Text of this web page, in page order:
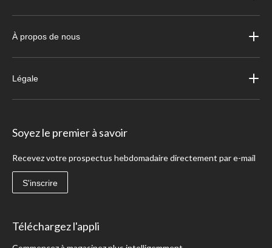
À propos de nous
Légale
Soyez le premier à savoir
Recevez votre prospectus hebdomadaire directement par e-mail
S'inscrire
Téléchargez l'appli